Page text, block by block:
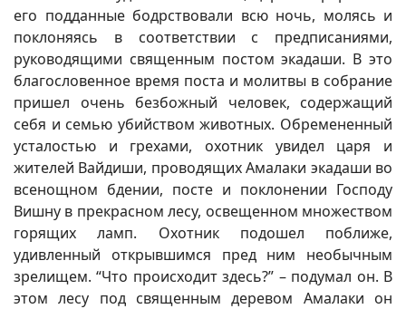
его подданные бодрствовали всю ночь, молясь и
поклоняясь в соответствии с предписаниями,
руководящими священным постом экадаши. В это
благословенное время поста и молитвы в собрание
пришел очень безбожный человек, содержащий
себя и семью убийством животных. Обремененный
усталостью и грехами, охотник увидел царя и
жителей Вайдиши, проводящих Амалаки экадаши во
всенощном бдении, посте и поклонении Господу
Вишну в прекрасном лесу, освещенном множеством
горящих ламп. Охотник подошел поближе,
удивленный открывшимся пред ним необычным
зрелищем. “Что происходит здесь?” – подумал он. В
этом лесу под священным деревом Амалаки он